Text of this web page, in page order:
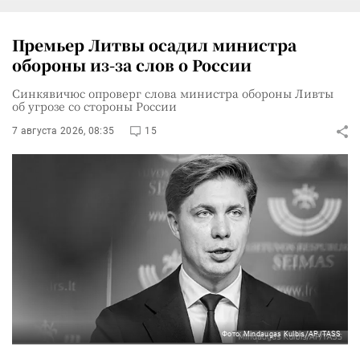
Премьер Литвы осадил министра
обороны из-за слов о России
Синкявичюс опроверг слова министра обороны Ливты
об угрозе со стороны России
7 августа 2026, 08:35 15
Фото: Mindaugas Kulbis/AP/TASS